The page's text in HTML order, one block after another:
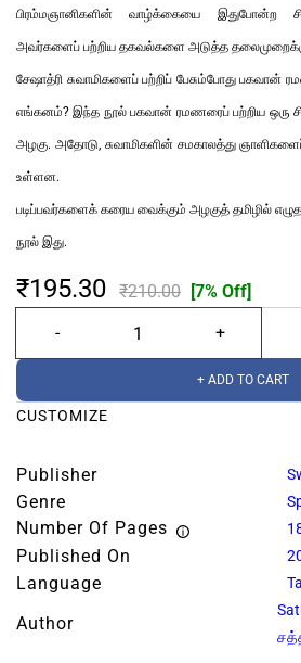
பிரம்மஞானிகளின் வாழ்க்கையை இதுபோன்ற
அவர்களைப் பற்றிய தகவல்களை அடுத்த
சேஷாத்ரி சுவாமிகளைப் பற்றிப் பேசும்போது பகவான்
எங்கனம்? இந்த நூல் பகவான் ரமணரைப் பற்றிய ஒரு
அழகு. அதோடு, சுவாமிகளின் சமகாலத்து ஞாளிகளைப்
உள்ளன.
படிப்பவர்களைக் கரைய வைக்கும் அழகுத் தமிழில்
நூல் இது.
₹195.30 ₹210.00 [7% Off]
+ ADD TO CART
CUSTOMIZE
Publisher
Genre
Number Of Pages
Published On
Language
Author